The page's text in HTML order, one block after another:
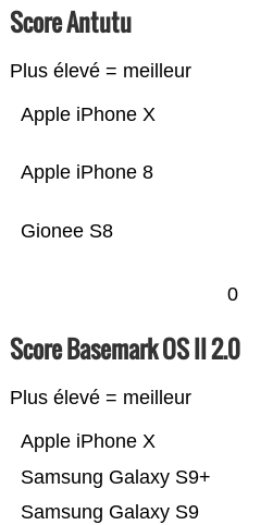
Score Antutu
Plus élevé = meilleur
Gionee S8
Apple iPhone 8
Apple iPhone X
0
Score Basemark OS II 2.0
Plus élevé = meilleur
Samsung Galaxy S9
Samsung Galaxy S9+
Apple iPhone X